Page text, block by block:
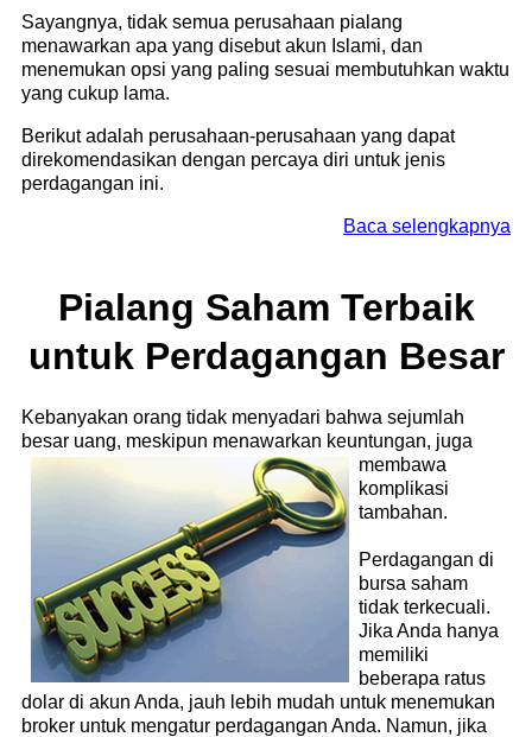
Sayangnya, tidak semua perusahaan pialang
menawarkan apa yang disebut akun Islami, dan
menemukan opsi yang paling sesuai membutuhkan waktu
yang cukup lama.
Berikut adalah perusahaan-perusahaan yang dapat
direkomendasikan dengan percaya diri untuk jenis
perdagangan ini.
Baca selengkapnya
Pialang Saham Terbaik
untuk Perdagangan Besar
Kebanyakan orang tidak menyadari bahwa sejumlah
besar uang, meskipun menawarkan keuntungan, juga
membawa
komplikasi
tambahan.
Perdagangan di
bursa saham
tidak terkecuali.
Jika Anda hanya
memiliki
beberapa ratus
dolar di akun Anda, jauh lebih mudah untuk menemukan
broker untuk mengatur perdagangan Anda. Namun, jika